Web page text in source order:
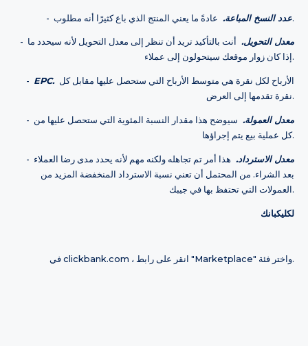
- عدد النسخ المباعة.عادةً ما يعني المنتج الذي باع كثيرًا أنه مطلوب.
- معدل التحويل. أنت بالتأكيد تريد أن تنظر إلى معدل التحويل لأنه سيحدد ما
إذا كان زوار موقعك سيتحولون إلى عملاء.
- EPC.
نقرة تقدمها إلى العرض.
- معدل العمولة. سيوضح هذا مقدار النسبة المئوية التي ستحصل عليها من
كل عملية بيع يتم إجراؤها.
- معدل الاسترداد. هذا أمر تم تجاهله ولكنه مهم لأنه يحدد مدى رضا العملاء
بعد الشراء. من المحتمل أن تعني نسبة الاسترداد المنخفضة المزيد من
العمولات التي تحتفظ بها في جيبك.
لكليكبانك
في clickbank.com ، انقر على رابط "Marketplace" واختر فئة.